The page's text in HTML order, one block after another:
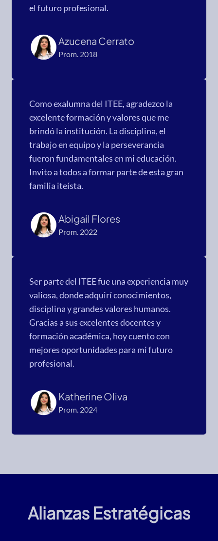
el futuro profesional.
Azucena Cerrato
Prom. 2018
Como exalumna del ITEE, agradezco la
excelente formación y valores que me
brindó la institución. La disciplina, el
trabajo en equipo y la perseverancia
fueron fundamentales en mi educación.
Invito a todos a formar parte de esta gran
familia iteísta.
Abigail Flores
Prom. 2022
Ser parte del ITEE fue una experiencia muy
valiosa, donde adquirí conocimientos,
disciplina y grandes valores humanos.
Gracias a sus excelentes docentes y
formación académica, hoy cuento con
mejores oportunidades para mi futuro
profesional.
Katherine Oliva
Prom. 2024
Alianzas Estratégicas